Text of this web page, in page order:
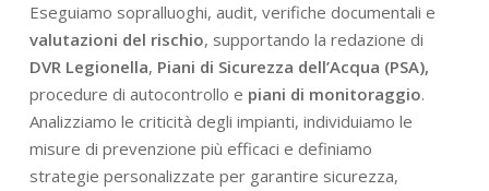
Eseguiamo sopralluoghi, audit, verifiche documentali e
valutazioni del rischio, supportando la redazione di
DVR Legionella, Piani di Sicurezza dell’Acqua (PSA),
procedure di autocontrollo e piani di monitoraggio.
Analizziamo le criticità degli impianti, individuiamo le
misure di prevenzione più efficaci e definiamo
strategie personalizzate per garantire sicurezza,